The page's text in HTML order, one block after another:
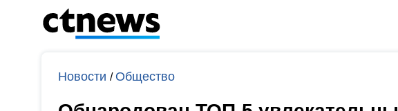
Новости /Общество